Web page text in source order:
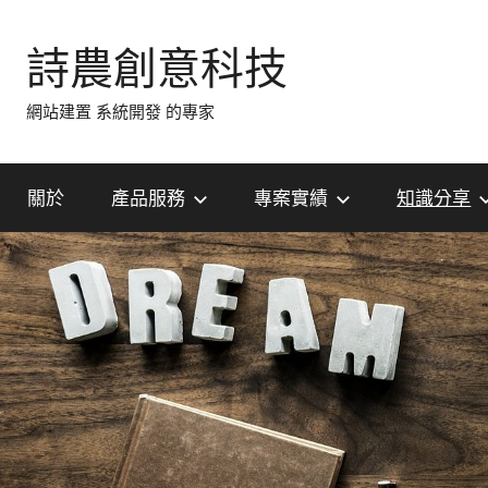
content
詩農創意科技
網站建置 系統開發 的專家
關於 產品服務 專案實績 知識分享